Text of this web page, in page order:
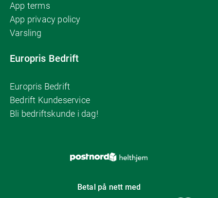
App terms
App privacy policy
Varsling
Europris Bedrift
Europris Bedrift
Bedrift Kundeservice
Bli bedriftskunde i dag!
Betal på nett med